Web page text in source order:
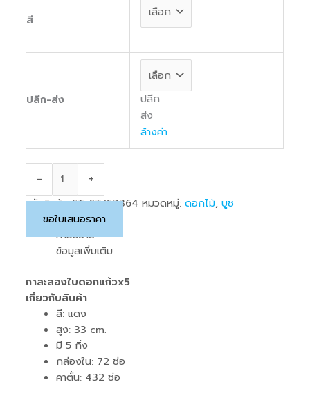
สี
ปลีก-ส่ง
ปลีก
ส่ง
ล้างค่า
- +
รหัสสินค้า:ST-ST/SD364 หมวดหมู่:ดอกไม้,บูช
ขอใบเสนอราคา
คำอธิบาย
ข้อมูลเพิ่มเติม
กาสะลองใบดอกแก้วx5
เกี่ยวกับสินค้า
สี: แดง
สูง: 33 cm.
มี 5 กิ่ง
กล่องใน: 72 ช่อ
คาตั้น: 432 ช่อ